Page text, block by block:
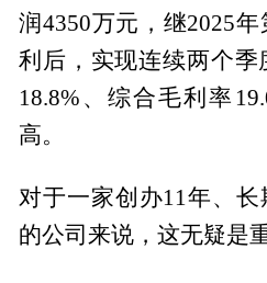
润4350万元，继2025
利后，实现连续两个
18.8%、综合毛利率
高。
对于一家创办11年、
的公司来说，这无疑是